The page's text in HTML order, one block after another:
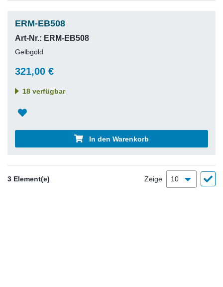
ERM-EB508
Art-Nr.: ERM-EB508
Gelbgold
321,00 €
18 verfügbar
In den Warenkorb
3 Element(e) Zeige